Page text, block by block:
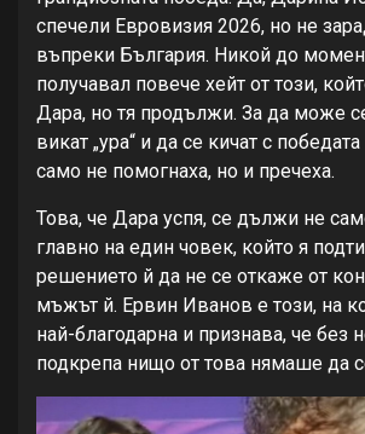
спечели Евровизия 2026, но не
въпреки България. Никой до
получавал повече хейт от този,
Дара, но тя продължи. За да може
викат „ура“ и да се кичат с
само не помогнаха, но и пречеха.
Това, че Дара успя, се дължи не
главно на един човек, който я
решението й да не се откаже от
мъжът й. Ервин Иванов е този, на
най-благодарна и признава, че без
подкрепа нищо от това нямаше да